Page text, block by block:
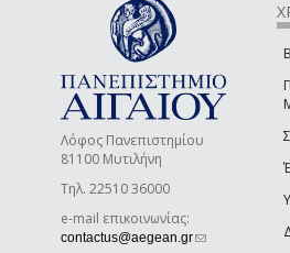
Λόφος Πανεπιστημίου
81100 Μυτιλήνη
Τηλ. 22510 36000
e-mail επικοινωνίας:
contactus@aegean.gr(link sends e-